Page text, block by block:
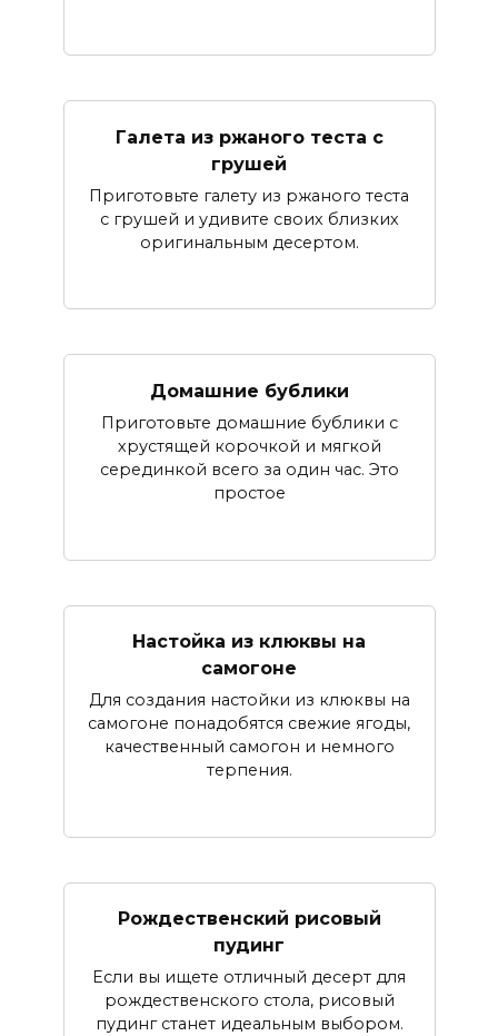
Галета из ржаного теста с
грушей
Приготовьте галету из ржаного теста
с грушей и удивите своих близких
оригинальным десертом.
Домашние бублики
Приготовьте домашние бублики с
хрустящей корочкой и мягкой
серединкой всего за один час. Это
простое
Настойка из клюквы на
самогоне
Для создания настойки из клюквы на
самогоне понадобятся свежие ягоды,
качественный самогон и немного
терпения.
Рождественский рисовый
пудинг
Если вы ищете отличный десерт для
рождественского стола, рисовый
пудинг станет идеальным выбором.